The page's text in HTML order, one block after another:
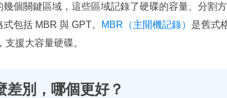
個關鍵區域，這些區域記錄了硬碟的容量、分割
包括 MBR 與 GPT。
MBR（主開機記錄） 是舊式
支援大容量硬碟。
別，哪個更好？